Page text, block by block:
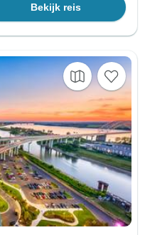
Bekijk reis